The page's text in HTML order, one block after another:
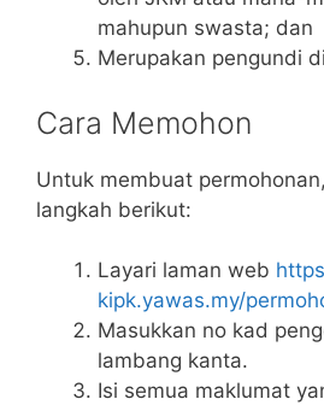
mahupun swasta; dan
Merupakan pengundi
Cara Memohon
Untuk membuat
langkah berikut:
Layari laman web
kipk.yawas.my/
Masukkan no kad
lambang kanta.
Isi semua maklumat